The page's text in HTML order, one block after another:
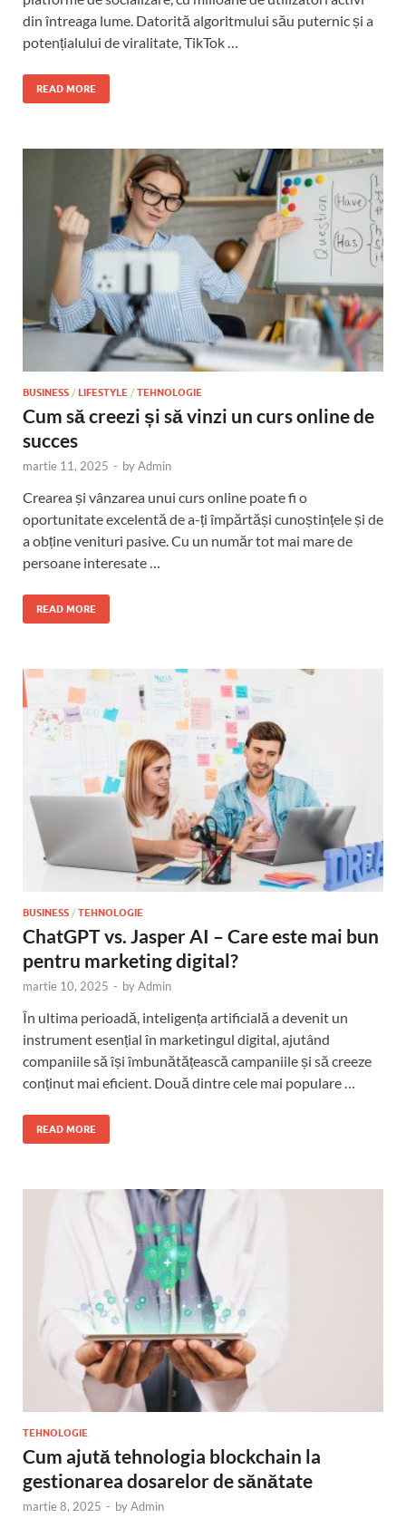
din întreaga lume. Datorită algoritmului său puternic și a
potențialului de viralitate, TikTok …
READ MORE
BUSINESS / LIFESTYLE / TEHNOLOGIE
Cum să creezi și să vinzi un curs online de
succes
martie 11, 2025 - byAdmin
Crearea și vânzarea unui curs online poate fi o
oportunitate excelentă de a-ți împărtăși cunoștințele și de
a obține venituri pasive. Cu un număr tot mai mare de
persoane interesate …
READ MORE
BUSINESS / TEHNOLOGIE
ChatGPT vs. Jasper AI – Care este mai bun
pentru marketing digital?
martie 10, 2025 - byAdmin
În ultima perioadă, inteligența artificială a devenit un
instrument esențial în marketingul digital, ajutând
companiile să își îmbunătățească campaniile și să creeze
conținut mai eficient. Două dintre cele mai populare …
READ MORE
TEHNOLOGIE
Cum ajută tehnologia blockchain la
gestionarea dosarelor de sănătate
martie 8, 2025 - byAdmin